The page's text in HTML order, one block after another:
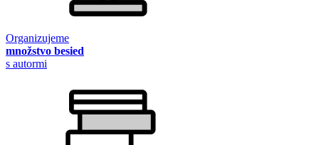
Organizujeme
množstvo besied
s autormi